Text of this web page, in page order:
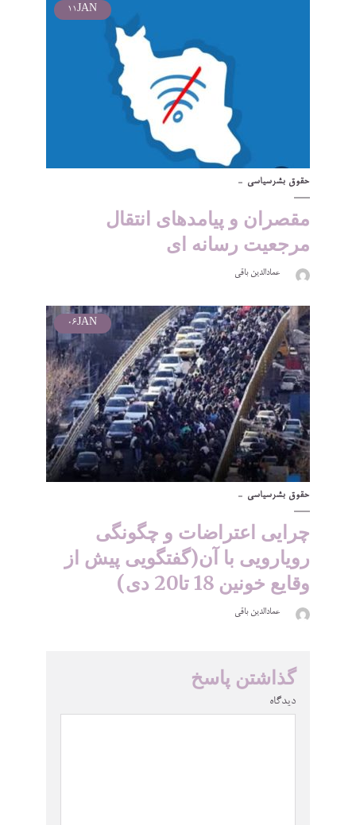
JAN
11
حقوق بشرسیاسی
مقصران و پیامدهای انتقال
مرجعیت رسانه ای
عمادالدین باقی
JAN
06
حقوق بشرسیاسی
چرایی اعتراضات و چگونگی
رویارویی با آن(گفتگویی پیش از
وقایع خونین 18 تا20 دی)
عمادالدین باقی
گذاشتن پاسخ
دیدگاه